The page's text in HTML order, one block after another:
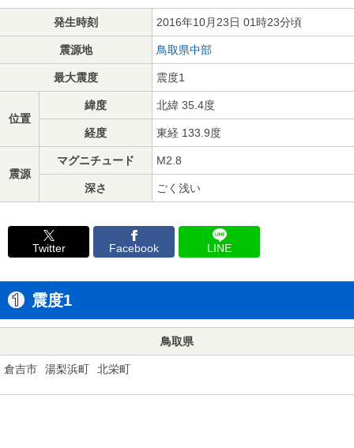
発生時刻 2016年10月23日 01時23分頃
震源地 鳥取県中部
最大震度 震度1
位置
緯度 北緯 35.4度
経度 東経 133.9度
震源
マグニチュード M2.8
深さ ごく浅い
Twitter Facebook LINE
震度1
鳥取県
倉吉市 湯梨浜町 北栄町